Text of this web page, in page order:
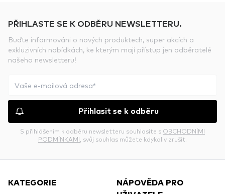
PŘIHLASTE SE K ODBĚRU NEWSLETTERU.
Buďte informováni o nových produktech, super akcích a
exkluzivních nabídkách, ke kterým mají přístup jen odběratelé
našeho newsletteru!
Přihlasit se k odběru
S přihlášením k odběru newsletteru souhlasíte s OBCHODNÍMI
PODMÍNKAMI , svůj souhlas můžete kdykoliv zrušit.
KATEGORIE
NÁPOVĚDA PRO